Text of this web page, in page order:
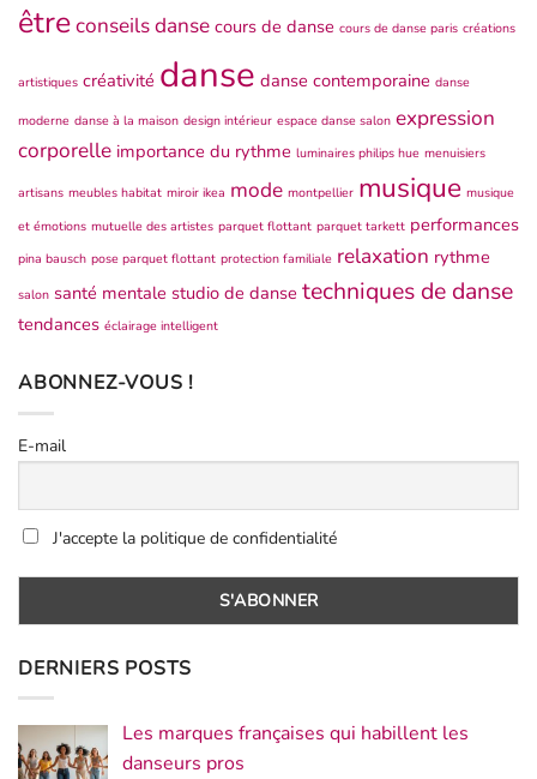
êtreconseils danse cours de danse cours de danse paris créations
artistiques créativité danse danse contemporaine danse
moderne danse à la maison design intérieur espace danse salon expression
corporelle importance du rythme luminaires philips hue menuisiers
artisans meubles habitat miroir ikea mode montpellier musique musique
et émotions mutuelle des artistes parquet flottant parquet tarkett performances
pina bausch pose parquet flottant protection familiale relaxation rythme
salon santé mentale studio de danse techniques de danse
tendances éclairage intelligent
ABONNEZ-VOUS !
E-mail
J'accepte la politique de confidentialité
DERNIERS POSTS
Les marques françaises qui habillent les
danseurs pros